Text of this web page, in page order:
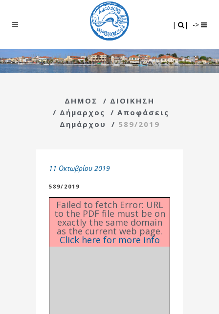
| | ->
ΔΗΜΟΣ / ΔΙΟΙΚΗΣΗ
/ Δήμαρχος / Αποφάσεις
Δημάρχου
/ 589/2019
11 Οκτωβρίου 2019
589/2019
Failed to fetch Error: URL
to the PDF file must be on
exactly the same domain
as the current web page.
Click here for more info